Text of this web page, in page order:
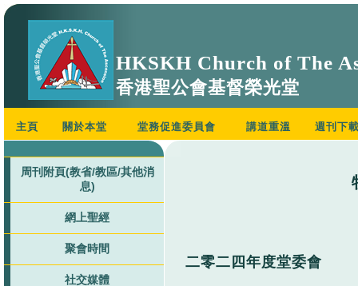
HKSKH Church of The
香港聖公會基督榮光堂
主頁 關於本堂 堂務促進委員會 講道重溫 週刊下
周刊附頁(教省/教區/其他消
息)
網上聖經
聚會時間
社交媒體
二零二四年度堂委會